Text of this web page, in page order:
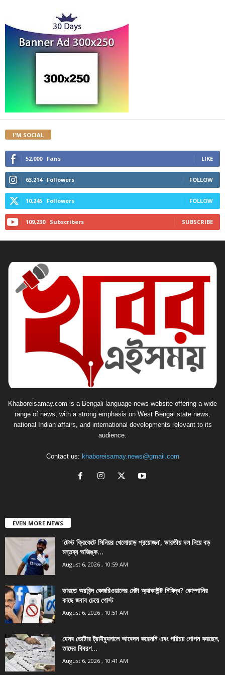
I'M SOCIAL
52,000 Fans LIKE
63,214 Followers FOLLOW
10,245 Followers FOLLOW
109,230 Subscribers SUBSCRIBE
Khaboreisamay.com is a Bengali-language news website offering a wide
range of news, with a strong emphasis on West Bengal state news,
national Indian affairs, and international developments relevant to its
audience.
Contact us: khaboreisamay.news@gmail.com
EVEN MORE NEWS
‘টেস্ট ক্রিকেটে সিনিয়র খেলোয়াড় প্রয়োজন’, ভারতীয় দল নিয়ে বড়
মন্তব্য অজিঙ্ক...
August 6, 2026 , 10:59 AM
ভারতে অরবিন্দ কেজরিওয়ালের মেটা অ্যাকাউন্ট নিষিদ্ধ? কোম্পানির
কাছে জবাব চেয়ে পোস্ট
August 6, 2026 , 10:51 AM
যেসব ভোটার ট্রাইব্যুনালে আবেদন করেননি এবং পরিচয় গোপন করছেন,
তাদের বিবরণ...
August 6, 2026 , 10:41 AM